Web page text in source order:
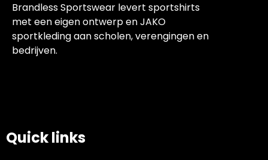
Brandless Sportswear levert sportshirts
met een eigen ontwerp en JAKO
sportkleding aan scholen, verengingen en
bedrijven.
Quick links